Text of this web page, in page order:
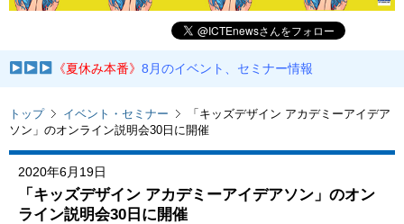
《夏休み本番》8月のイベント、セミナー情報
トップ イベント・セミナー
「キッズデザイン アカデミーアイデア
ソン」のオンライン説明会30日に開催
2020年6月19日
「キッズデザイン アカデミーアイデアソン」のオン
ライン説明会30日に開催